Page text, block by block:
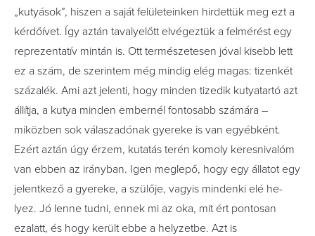
„kutyások”, hiszen a saját felületeinken hirdettük meg ezt a
kérdőívet. ­Így aztán tavalyelőtt elvégeztük a felmérést egy
reprezentatív mintán is. Ott természetesen jóval kisebb lett
ez a szám, de szerintem még mindig elég magas: tizenkét
százalék. Ami azt jelenti, hogy minden tizedik kutyatartó azt
állítja, a kutya minden embernél fon­­to­sabb­­­ számára –
miközben sok válaszadónak gyereke is van egyébként.
Ezért aztán úgy érzem, kutatás terén komoly keresnivalóm
van ebben az irányban. Igen meglepő, hogy egy állatot egy
jelentkező a gye­­re­ke,­ a szülője, vagyis mindenki elé he­
lyez. Jó lenne tudni, ennek mi az oka, mit ért pontosan
ezalatt,­ és hogy került ebbe a helyzetbe. Azt is